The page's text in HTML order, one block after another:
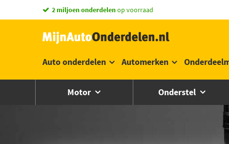
2 miljoen onderdelenop voorraad
Auto onderdelen Automerken
Motor Onderstel